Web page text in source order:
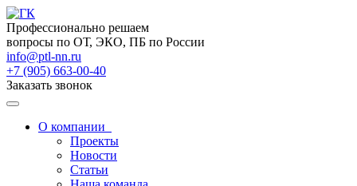
Профессионально решаем
вопросы по ОТ, ЭКО, ПБ по России
info@ptl-nn.ru
+7 (905) 663-00-40
Заказать звонок
О компании
Проекты
Новости
Статьи